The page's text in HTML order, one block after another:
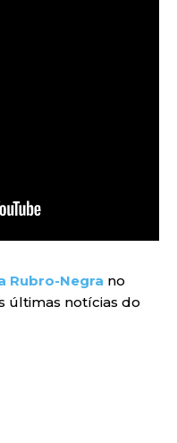
Rubro-Negra no
últimas notícias do